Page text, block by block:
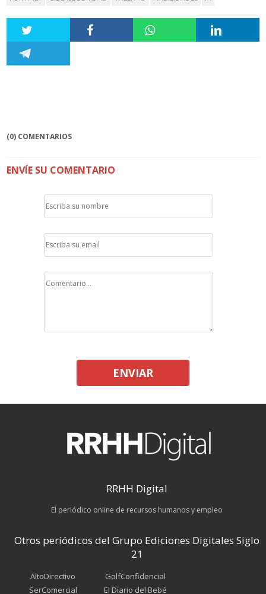
(0) COMENTARIOS
ENVÍE SU COMENTARIO
ENVIAR
RRHH Digital
El periódico online de recursos humanos y empleo
Otros periódicos del Grupo Ediciones Digitales Siglo
21
AltoDirectivo
SerComercial
GolfConfidencial
El Diario del Bebé